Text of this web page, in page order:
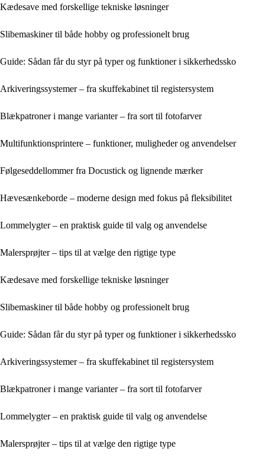
Kædesave med forskellige tekniske løsninger
Slibemaskiner til både hobby og professionelt brug
Guide: Sådan får du styr på typer og funktioner i sikkerhedssko
Arkiveringssystemer – fra skuffekabinet til registersystem
Blækpatroner i mange varianter – fra sort til fotofarver
Multifunktionsprintere – funktioner, muligheder og anvendelser
Følgeseddellommer fra Docustick og lignende mærker
Hævesænkeborde – moderne design med fokus på fleksibilitet
Lommelygter – en praktisk guide til valg og anvendelse
Malersprøjter – tips til at vælge den rigtige type
Kædesave med forskellige tekniske løsninger
Slibemaskiner til både hobby og professionelt brug
Guide: Sådan får du styr på typer og funktioner i sikkerhedssko
Arkiveringssystemer – fra skuffekabinet til registersystem
Blækpatroner i mange varianter – fra sort til fotofarver
Lommelygter – en praktisk guide til valg og anvendelse
Malersprøjter – tips til at vælge den rigtige type